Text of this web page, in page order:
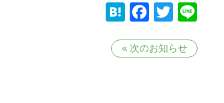
Hatena
Facebook
Twitter
« 次のお知らせ